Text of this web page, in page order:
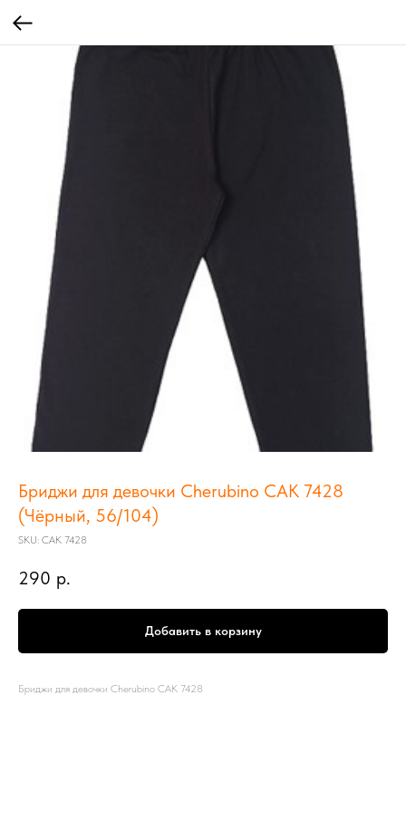
Бриджи для девочки Cherubino CAK 7428
(Чёрный, 56/104)
SKU: CAK 7428
290 р.
Добавить в корзину
Бриджи для девочки Cherubino CAK 7428